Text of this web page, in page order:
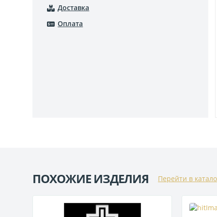
Доставка
Оплата
ПОХОЖИЕ ИЗДЕЛИЯ Перейти в